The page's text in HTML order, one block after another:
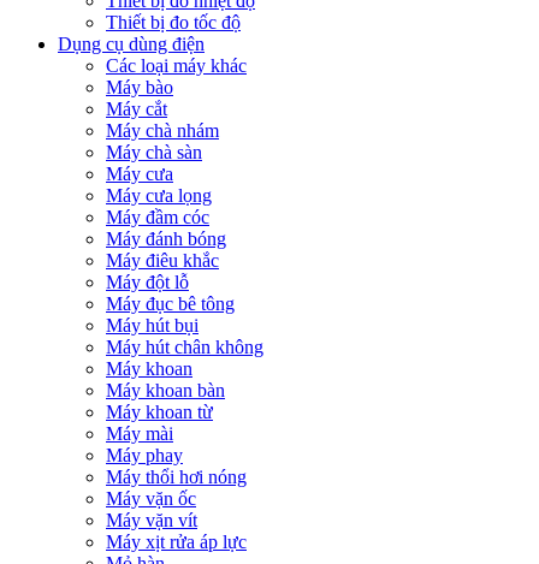
Thiết bị đo tốc độ
Dụng cụ dùng điện
Các loại máy khác
Máy bào
Máy cắt
Máy chà nhám
Máy chà sàn
Máy cưa
Máy cưa lọng
Máy đầm cóc
Máy đánh bóng
Máy điêu khắc
Máy đột lỗ
Máy đục bê tông
Máy hút bụi
Máy hút chân không
Máy khoan
Máy khoan bàn
Máy khoan từ
Máy mài
Máy phay
Máy thổi hơi nóng
Máy vặn ốc
Máy vặn vít
Máy xịt rửa áp lực